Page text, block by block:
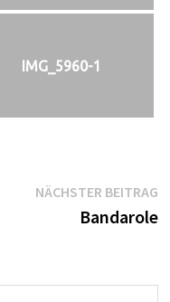
IMG_5960-1
NÄCHSTER BEITRAG
Bandarole